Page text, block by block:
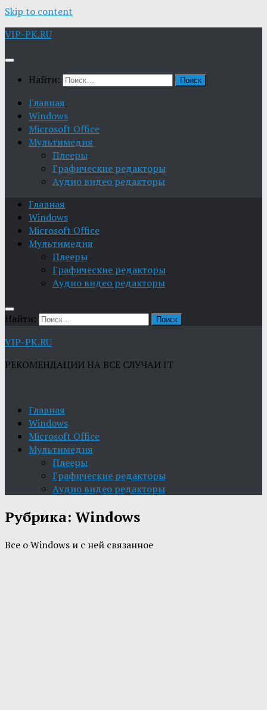
Skip to content
VIP-PK.RU
Найти:
Главная
Windows
Microsoft Office
Мультимедия
Плееры
Графические редакторы
Aудио видео редакторы
Главная
Windows
Microsoft Office
Мультимедия
Плееры
Графические редакторы
Aудио видео редакторы
Найти:
VIP-PK.RU
РЕКОМЕНДАЦИИ НА ВСЕ СЛУЧАИ IT
Главная
Windows
Microsoft Office
Мультимедия
Плееры
Графические редакторы
Aудио видео редакторы
Рубрика: Windows
Все о Windows и с ней связанное